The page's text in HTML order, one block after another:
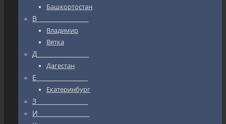
Башкортостан
В_________________
Владимир
Вятка
Д_________________
Дагестан
Е_________________
Екатеринбург
З_________________
И_________________